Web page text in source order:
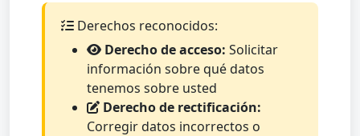
Derechos reconocidos:
Derecho de acceso: Solicitar
información sobre qué datos
tenemos sobre usted
Derecho de rectificación:
Corregir datos incorrectos o